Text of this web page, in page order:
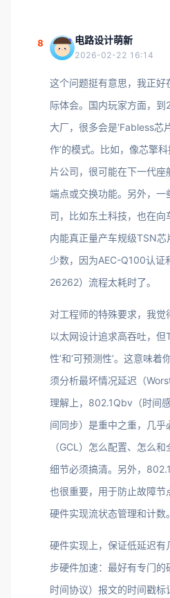
8 电路设计萌新
2026-02-22 16:14
这个问题挺有意思，我正好
际体会。国内玩家方面，
大厂，很多会是‘Fabless
作’的模式。比如，像芯擎
片公司，很可能在下一代
端点或交换功能。另外，
司，比如东土科技，也在
内能真正量产车规级TSN
少数，因为AEC-Q100认证
26262）流程太耗时了。
对工程师的特殊要求，我
以太网设计追求高吞吐，但
性’和‘可预测性’。这意味
须分析最坏情况延迟（
理解上，802.1Qbv（时间
间同步）是重中之重，几
（GCL）怎么配置、怎么
细节必须搞清。另外，
也很重要，用于防止故障
硬件实现流状态管理和计数。
硬件实现上，保证低延迟有
步硬件加速：最好有专门的
时间协议）报文的时间戳